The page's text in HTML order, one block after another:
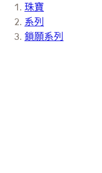
珠寶
系列
鎖願系列